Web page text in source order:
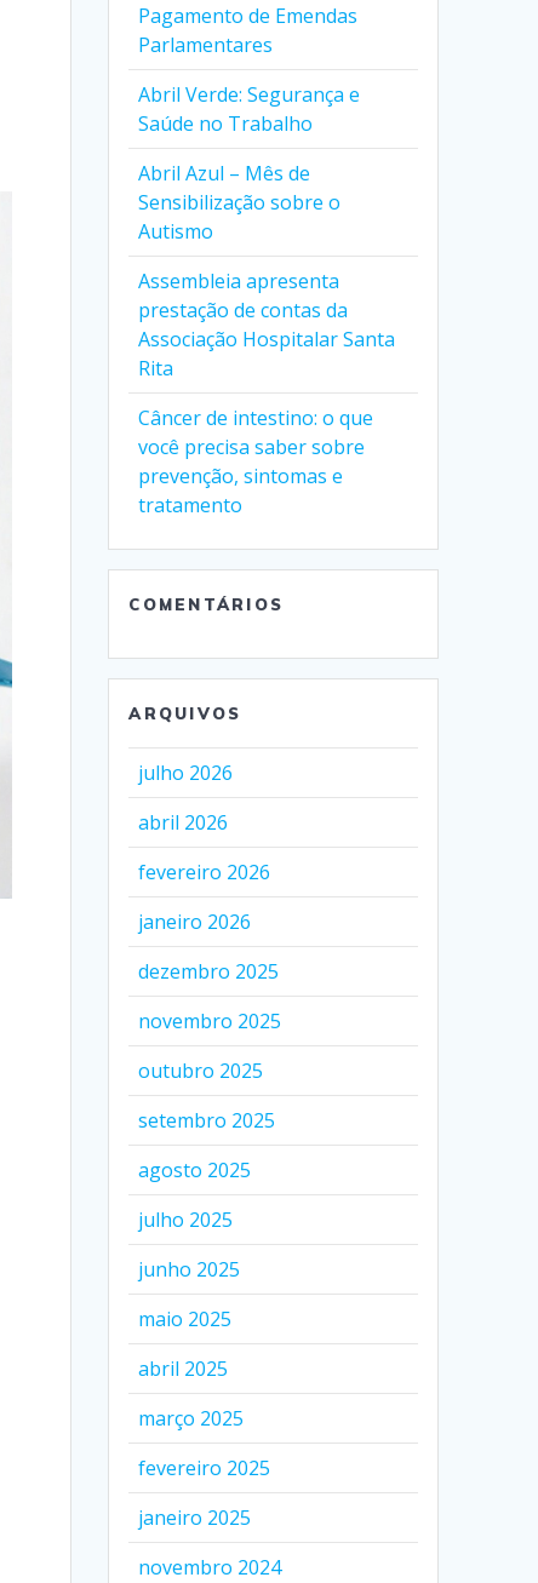
Pagamento de Emendas
Parlamentares
Abril Verde: Segurança e
Saúde no Trabalho
Abril Azul – Mês de
Sensibilização sobre o
Autismo
Assembleia apresenta
prestação de contas da
Associação Hospitalar Santa
Rita
Câncer de intestino: o que
você precisa saber sobre
prevenção, sintomas e
tratamento
COMENTÁRIOS
ARQUIVOS
julho 2026
abril 2026
fevereiro 2026
janeiro 2026
dezembro 2025
novembro 2025
outubro 2025
setembro 2025
agosto 2025
julho 2025
junho 2025
maio 2025
abril 2025
março 2025
fevereiro 2025
janeiro 2025
novembro 2024